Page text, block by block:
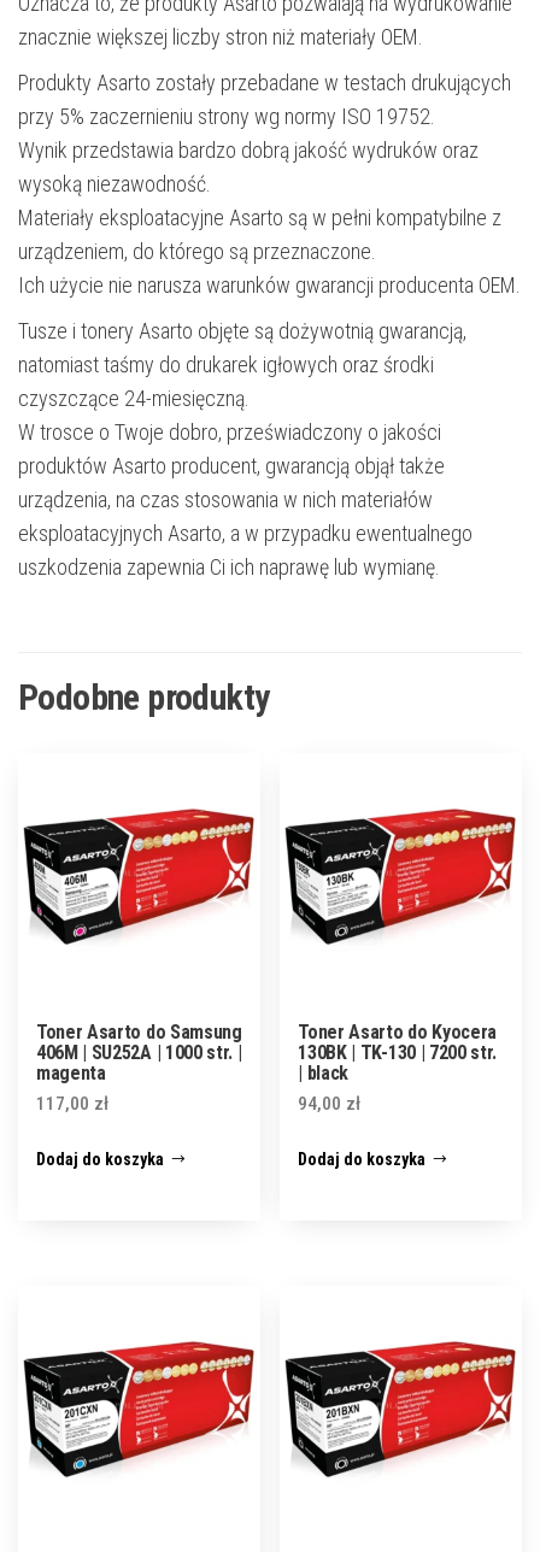
znacznie większej liczby stron niż materiały OEM.
Produkty Asarto zostały przebadane w testach drukujących
przy 5% zaczernieniu strony wg normy ISO 19752.
Wynik przedstawia bardzo dobrą jakość wydruków oraz
wysoką niezawodność.
Materiały eksploatacyjne Asarto są w pełni kompatybilne z
urządzeniem, do którego są przeznaczone.
Ich użycie nie narusza warunków gwarancji producenta OEM.
Tusze i tonery Asarto objęte są dożywotnią gwarancją,
natomiast taśmy do drukarek igłowych oraz środki
czyszczące 24-miesięczną.
W trosce o Twoje dobro, przeświadczony o jakości
produktów Asarto producent, gwarancją objął także
urządzenia, na czas stosowania w nich materiałów
eksploatacyjnych Asarto, a w przypadku ewentualnego
uszkodzenia zapewnia Ci ich naprawę lub wymianę.
Podobne produkty
Toner Asarto do Samsung
406M | SU252A | 1000 str. |
magenta
117,00 zł
Dodaj do koszyka
Toner Asarto do Kyocera
130BK | TK-130 | 7200 str.
| black
94,00 zł
Dodaj do koszyka